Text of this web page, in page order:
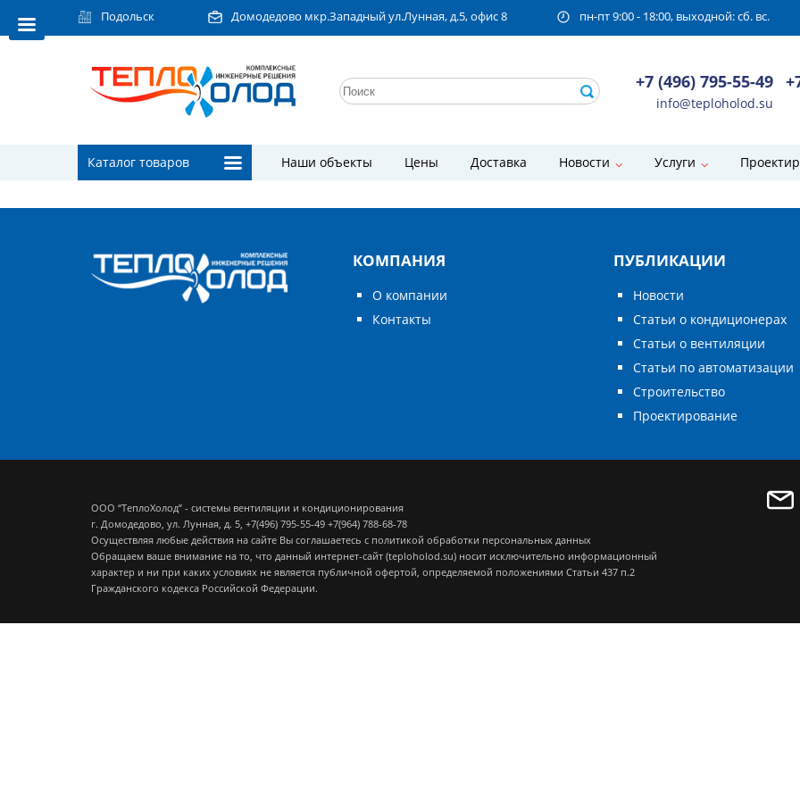
Подольск Домодедово мкр.Западный ул.Лунная, д.5, офис 8 пн-пт 9:00 - 18:00, выходной: сб. вс.
+7 (496) 795-55-49
info@teploholod.su
Каталог товаров Наши объекты Цены Доставка Новости Услуги
КОМПАНИЯ
О компании
Контакты
ПУБЛИКАЦИИ
Новости
Статьи о кондиционерах
Статьи о вентиляции
Статьи по автоматизации
Строительство
Проектирование
ООО “ТеплоХолод” - системы вентиляции и кондиционирования
г. Домодедово, ул. Лунная, д. 5, +7(496) 795-55-49 +7(964) 788-68-78
Осуществляя любые действия на сайте Вы соглашаетесь с политикой обработки персональных данных
Обращаем ваше внимание на то, что данный интернет-сайт (teploholod.su) носит исключительно информационный
характер и ни при каких условиях не является публичной офертой, определяемой положениями Статьи 437 п.2
Гражданского кодекса Российской Федерации.